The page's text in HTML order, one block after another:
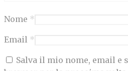
Nome *
Email *
Salva il mio nome, email e